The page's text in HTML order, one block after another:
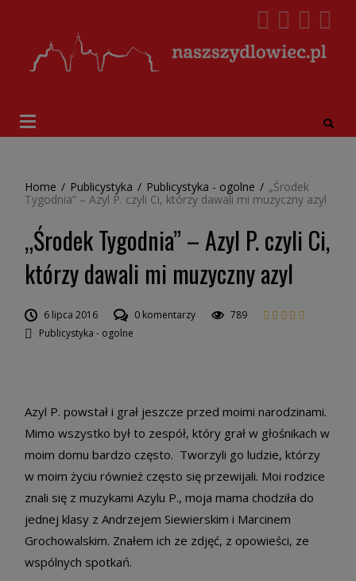
Home / Publicystyka / Publicystyka - ogolne / „Środek
Tygodnia” – Azyl P. czyli Ci, którzy dawali mi muzyczny azyl
„Środek Tygodnia” – Azyl P. czyli Ci,
którzy dawali mi muzyczny azyl
6 lipca 2016 0 komentarzy
789
Publicystyka - ogolne
Azyl P. powstał i grał jeszcze przed moimi narodzinami.
Mimo wszystko był to zespół, który grał w głośnikach w
moim domu bardzo często. Tworzyli go ludzie, którzy
w moim życiu również często się przewijali. Moi rodzice
znali się z muzykami Azylu P., moja mama chodziła do
jednej klasy z Andrzejem Siewierskim i Marcinem
Grochowalskim. Znałem ich ze zdjęć, z opowieści, ze
wspólnych spotkań.